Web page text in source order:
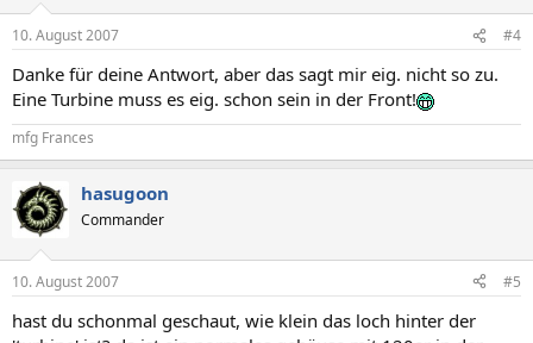
10. August 2007 #4
Danke für deine Antwort, aber das sagt mir eig. nicht so zu.
Eine Turbine muss es eig. schon sein in der Front!
mfg Frances
hasugoon
Commander
10. August 2007 #5
hast du schonmal geschaut, wie klein das loch hinter der